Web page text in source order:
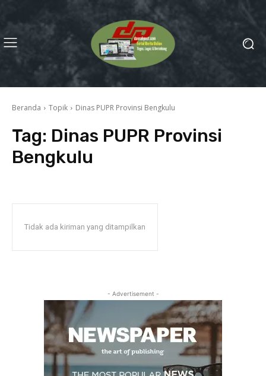
Beranda Topik Dinas PUPR Provinsi Bengkulu
Tag: Dinas PUPR Provinsi
Bengkulu
Tidak ada kiriman yang ditampilkan
- Advertisement -